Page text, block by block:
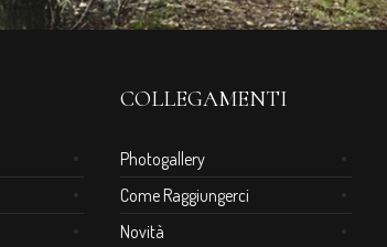
COLLEGAMENTI
Photogallery
Come Raggiungerci
Novità